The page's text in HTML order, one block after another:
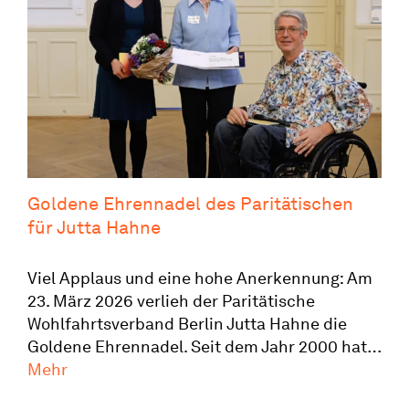
Goldene Ehren­nadel des Paritä­ti­schen
für Jutta Hahne
Viel Applaus und eine hohe Anerkennung: Am
23. März 2026 verlieh der Paritä­tische
Wohlfahrts­verband Berlin Jutta Hahne die
Goldene Ehren­nadel. Seit dem Jahr 2000 hat…
MehrGoldene